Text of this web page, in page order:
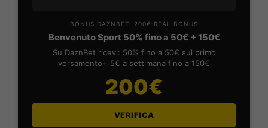
BONUS DAZNBET: 200€ REAL BONUS
Benvenuto Sport 50% fino a 50€ + 150€
Su DaznBet ricevi: 50% fino a 50€ sul primo
versamento+ 5€ a settimana fino a 150€
200€
VERIFICA